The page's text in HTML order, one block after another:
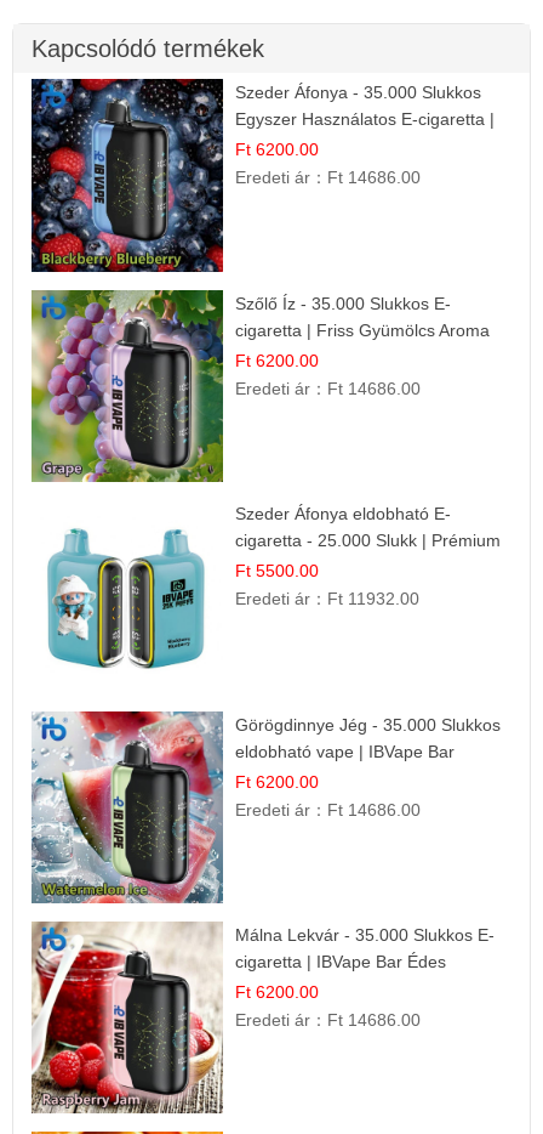
Kapcsolódó termékek
Szeder Áfonya - 35.000 Slukkos
Egyszer Használatos E-cigaretta |
Prémium Ízélmény
Ft 6200.00
Eredeti ár： Ft 14686.00
Szőlő Íz - 35.000 Slukkos E-
cigaretta | Friss Gyümölcs Aroma
Ft 6200.00
Eredeti ár： Ft 14686.00
Szeder Áfonya eldobható E-
cigaretta - 25.000 Slukk | Prémium
Gyümölcs Íz
Ft 5500.00
Eredeti ár： Ft 11932.00
Görögdinnye Jég - 35.000 Slukkos
eldobható vape | IBVape Bar
Frissítő Nyári Íz
Ft 6200.00
Eredeti ár： Ft 14686.00
Málna Lekvár - 35.000 Slukkos E-
cigaretta | IBVape Bar Édes
Gyümölcs Íz
Ft 6200.00
Eredeti ár： Ft 14686.00